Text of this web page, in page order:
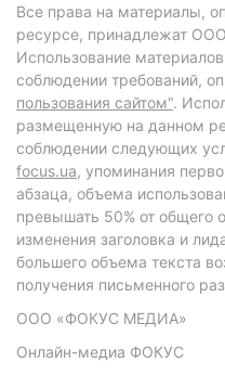
Все права на материалы,
ресурсе, принадлежат
Использование
соблюдении требований,
пользования сайтом".
размещенную на данном
соблюдении следующих
focus.ua, упоминания
абзаца, объема
превышать 50% от общего
изменения заголовка и
большего объема текста
получения письменного
ООО «ФОКУС МЕДИА»
Онлайн-медиа ФОКУС